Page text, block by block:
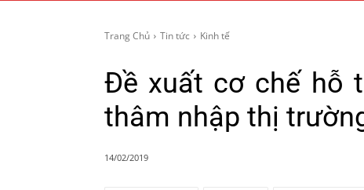
N
Trang Chủ Tin tức Kinh tế
Đề xuất cơ chế hỗ
thâm nhập thị
14/02/2019